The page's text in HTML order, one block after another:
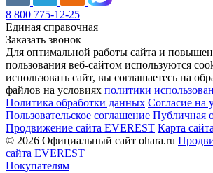
8 800 775-12-25
Единая справочная
Заказать звонок
Для оптимальной работы сайта и
пользования веб-сайтом используются
использовать сайт, вы соглашаетесь на
файлов на условиях политики
Политика обработки данных Согласие на
Пользовательское соглашение Публичная
Продвижение сайта EVEREST Карта сайта
© 2026 Официальный сайт ohara.ru
сайта EVEREST
Покупателям